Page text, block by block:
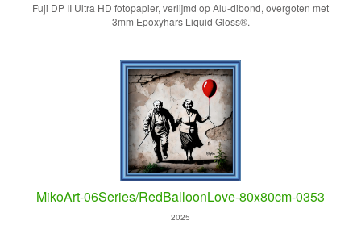
Fuji DP II Ultra HD fotopapier, verlijmd op Alu-dibond, overgoten met
3mm Epoxyhars Liquid Gloss®.
MikoArt-06Series/RedBalloonLove-80x80cm-0353
2025